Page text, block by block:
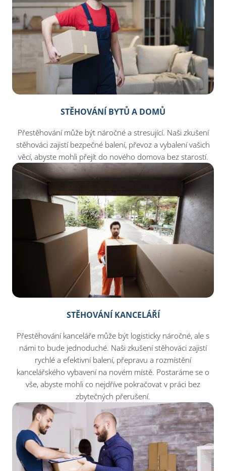
STĚHOVÁNÍ BYTŮ A DOMŮ
Přestěhování může být náročné a stresující. Naši zkušení
stěhováci zajistí bezpečné balení, převoz a vybalení vašich
věcí, abyste mohli přejít do nového domova bez starostí.
STĚHOVÁNÍ KANCELÁŘÍ
Přestěhování kanceláře může být logisticky náročné, ale s
námi to bude jednoduché. Naši zkušení stěhováci zajistí
rychlé a efektivní balení, přepravu a rozmístění
kancelářského vybavení na novém místě. Postaráme se o
vše, abyste mohli co nejdříve pokračovat v práci bez
zbytečných přerušení.​